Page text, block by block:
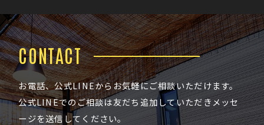
CONTACT
お電話、公式LINEからお気軽にご相談いただけます。
公式LINEでのご相談は友だち追加していただきメッセ
ージを送信してください。